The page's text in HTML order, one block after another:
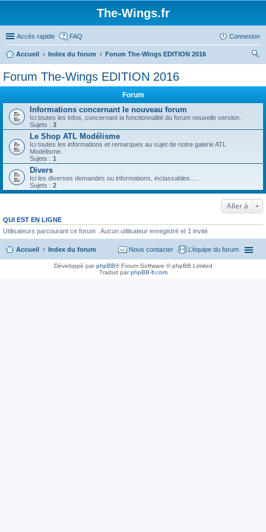
The-Wings.fr
Accès rapide FAQ Connexion
Accueil Index du forum
Forum The-Wings EDITION 2016
Forum The-Wings EDITION 2016
Forum
Informations concernant le nouveau forum
Ici toutes les infos, concernant la fonctionnalité du forum nouvelle version.
Sujets : 3
Le Shop ATL Modélisme
Ici toutes les informations et remarques au sujet de notre galerie ATL
Modélisme.
Sujets : 1
Divers
Ici les diverses demandes ou informations, inclassables.....
Sujets : 2
Aller à
QUI EST EN LIGNE
Utilisateurs parcourant ce forum : Aucun utilisateur enregistré et 1 invité
Accueil Index du forum L’équipe du forum
Nous contacter
Développé parphpBB® Forum Software © phpBB Limited
Traduit parphpBB-fr.com